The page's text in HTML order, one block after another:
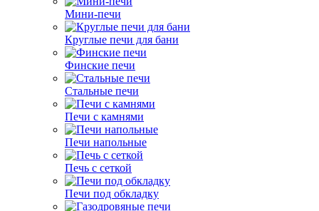
Мини-печи
Круглые печи для бани
Финские печи
Стальные печи
Печи с камнями
Печи напольные
Печь с сеткой
Печи под обкладку